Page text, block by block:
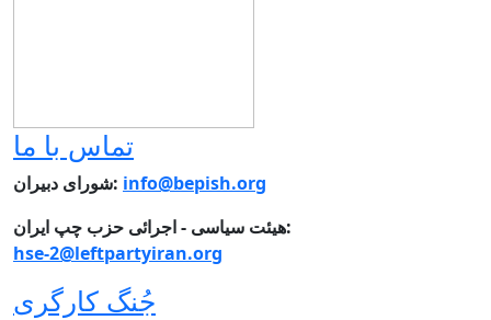
تماس با ما
شورای دبیران: info@bepish.org
هیئت سیاسی - اجرائی حزب چپ ایران:
hse-2@leftpartyiran.org
جُنگ کارگری